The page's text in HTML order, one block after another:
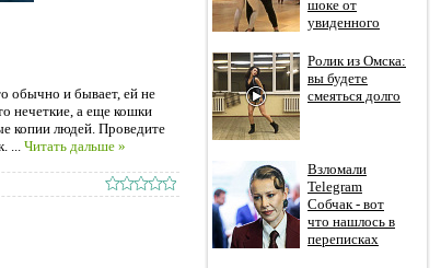
обычно и бывает, ей не
нечеткие, а еще кошки
копии людей. Проведите
Читать дальше »
шоке от
увиденного
Ролик из Омска:
вы будете
смеяться долго
Взломали
Telegram
Собчак - вот
что нашлось в
переписках